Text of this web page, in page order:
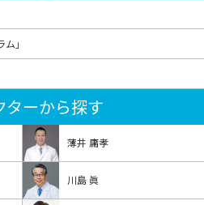
」
ターから探す
薄井 庸孝
川島 眞